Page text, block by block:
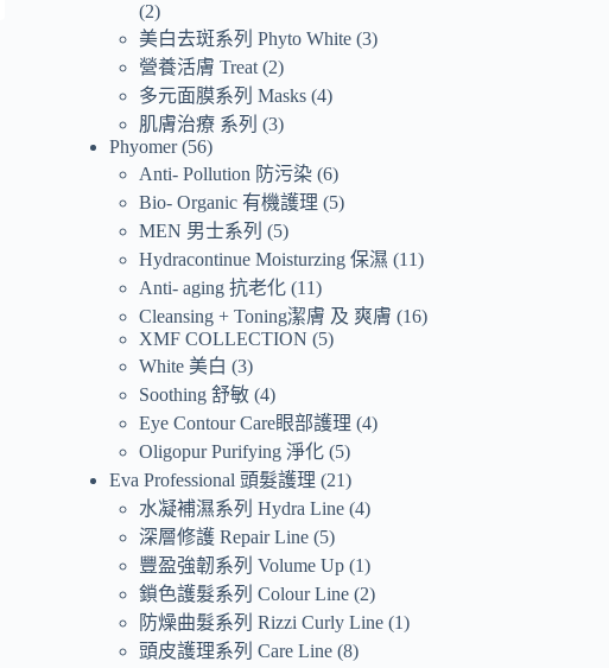
2
美白去斑系列 Phyto White 3
營養活膚 Treat 2
多元面膜系列 Masks 4
肌膚治療 系列
3
Phyomer 56
Anti- Pollution 防污染 6
Bio- Organic 有機護理
5
MEN 男士系列
5
Hydracontinue Moisturzing 保濕
11
Anti- aging 抗老化 11
Cleansing + Toning潔膚 及 爽膚
16
XMF COLLECTION
5
White 美白
3
Soothing 舒敏 4
Eye Contour Care眼部護理 4
Oligopur Purifying 淨化 5
Eva Professional 頭髮護理
21
水凝補濕系列 Hydra Line 4
深層修護 Repair Line 5
豐盈強韌系列 Volume Up 1
鎖色護髮系列 Colour Line 2
防燥曲髮系列 Rizzi Curly Line 1
頭皮護理系列 Care Line 8